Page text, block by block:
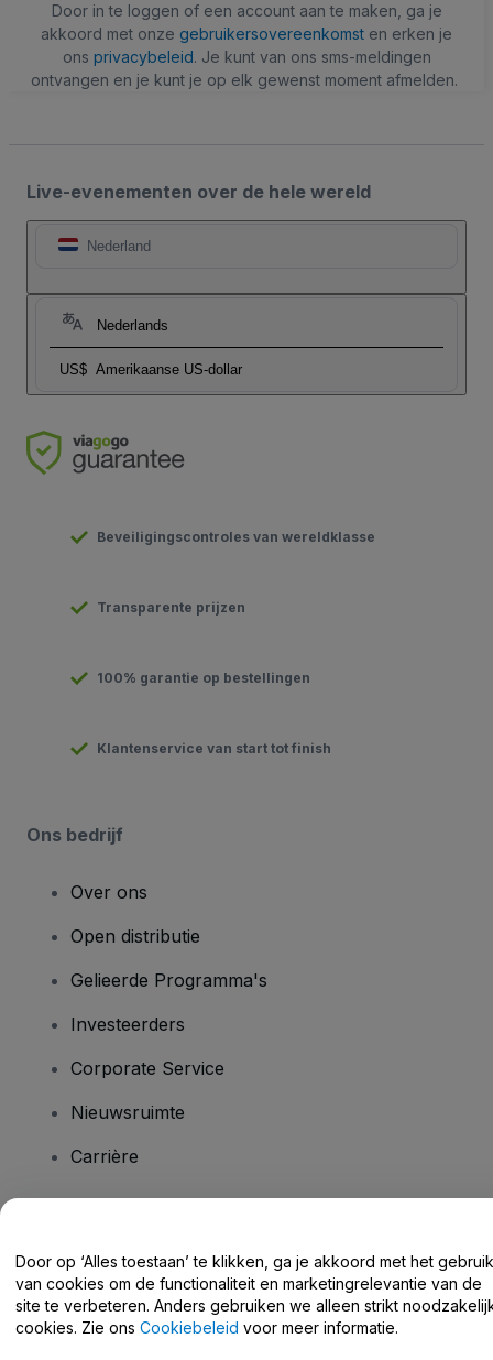
Door in te loggen of een account aan te maken, ga je
akkoord met onze gebruikersovereenkomst en erken je
ons privacybeleid. Je kunt van ons sms-meldingen
ontvangen en je kunt je op elk gewenst moment afmelden.
Live-evenementen over de hele wereld
Nederland
Nederlands
US$ Amerikaanse US-dollar
Beveiligingscontroles van wereldklasse
Transparente prijzen
100% garantie op bestellingen
Klantenservice van start tot finish
Ons bedrijf
Over ons
Open distributie
Gelieerde Programma's
Investeerders
Corporate Service
Nieuwsruimte
Carrière
Helpcentrum / Neem Contact Met Ons Op
Door op ‘Alles toestaan’ te klikken, ga je akkoord met het gebruik
van cookies om de functionaliteit en marketingrelevantie van de
site te verbeteren. Anders gebruiken we alleen strikt
cookies. Zie ons Cookiebeleid voor meer informatie.